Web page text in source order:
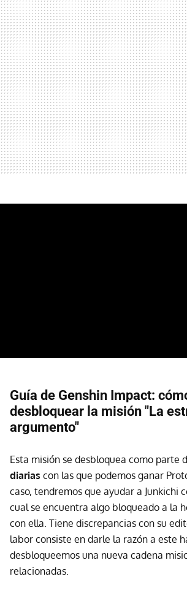
Guía de Genshin Impact:
desbloquear la misión "La
argumento"
Esta misión se desbloquea como parte
diarias con las que podemos ganar
caso, tendremos que ayudar a Junkichi
cual se encuentra algo bloqueado a la
con ella. Tiene discrepancias con su
labor consiste en darle la razón a este
desbloqueemos una nueva cadena
relacionadas.